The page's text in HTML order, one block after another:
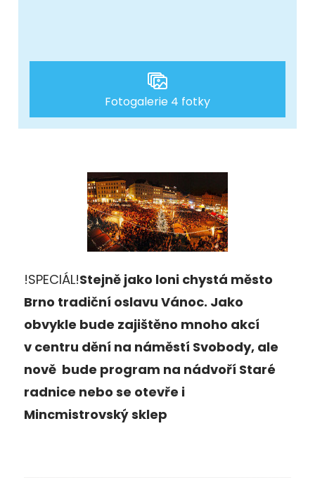
Fotogalerie 4 fotky
!SPECIÁL!Stejně jako loni chystá město
Brno tradiční oslavu Vánoc. Jako
obvykle bude zajištěno mnoho akcí
v centru dění na náměstí Svobody, ale
nově bude program na nádvoří Staré
radnice nebo se otevře i
Mincmistrovský sklep